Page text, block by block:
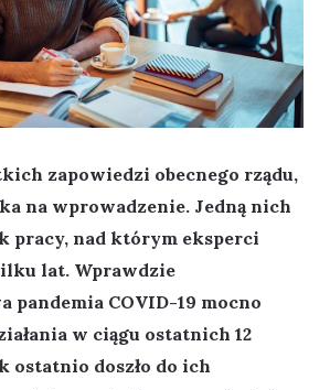
zapowiedzi obecnego rządu,
na wprowadzenie. Jedną nich
pracy, nad którym eksperci
lat. Wprawdzie
pandemia COVID-19 mocno
w ciągu ostatnich 12
ostatnio doszło do ich